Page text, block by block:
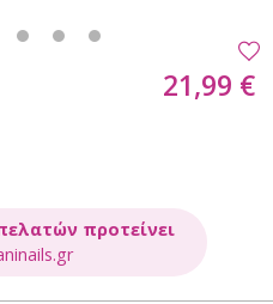
21,99 €
προτείνει